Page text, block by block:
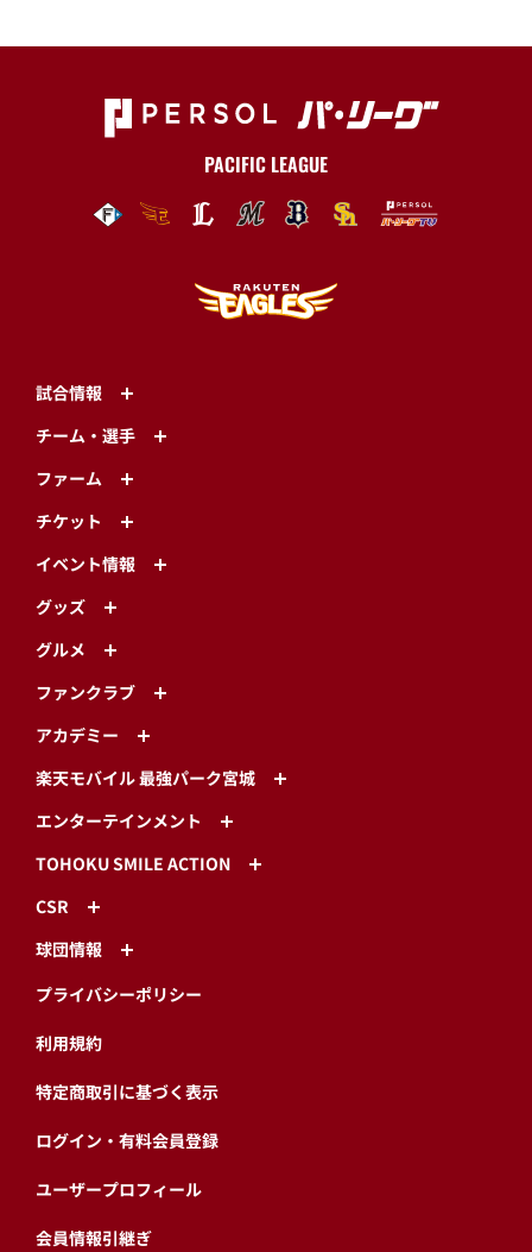
PACIFIC LEAGUE
試合情報
チーム・選手
ファーム
チケット
イベント情報
グッズ
グルメ
ファンクラブ
アカデミー
楽天モバイル 最強パーク宮城
エンターテインメント
TOHOKU SMILE ACTION
CSR
球団情報
プライバシーポリシー
利用規約
特定商取引に基づく表示
ログイン・有料会員登録
ユーザープロフィール
会員情報引継ぎ